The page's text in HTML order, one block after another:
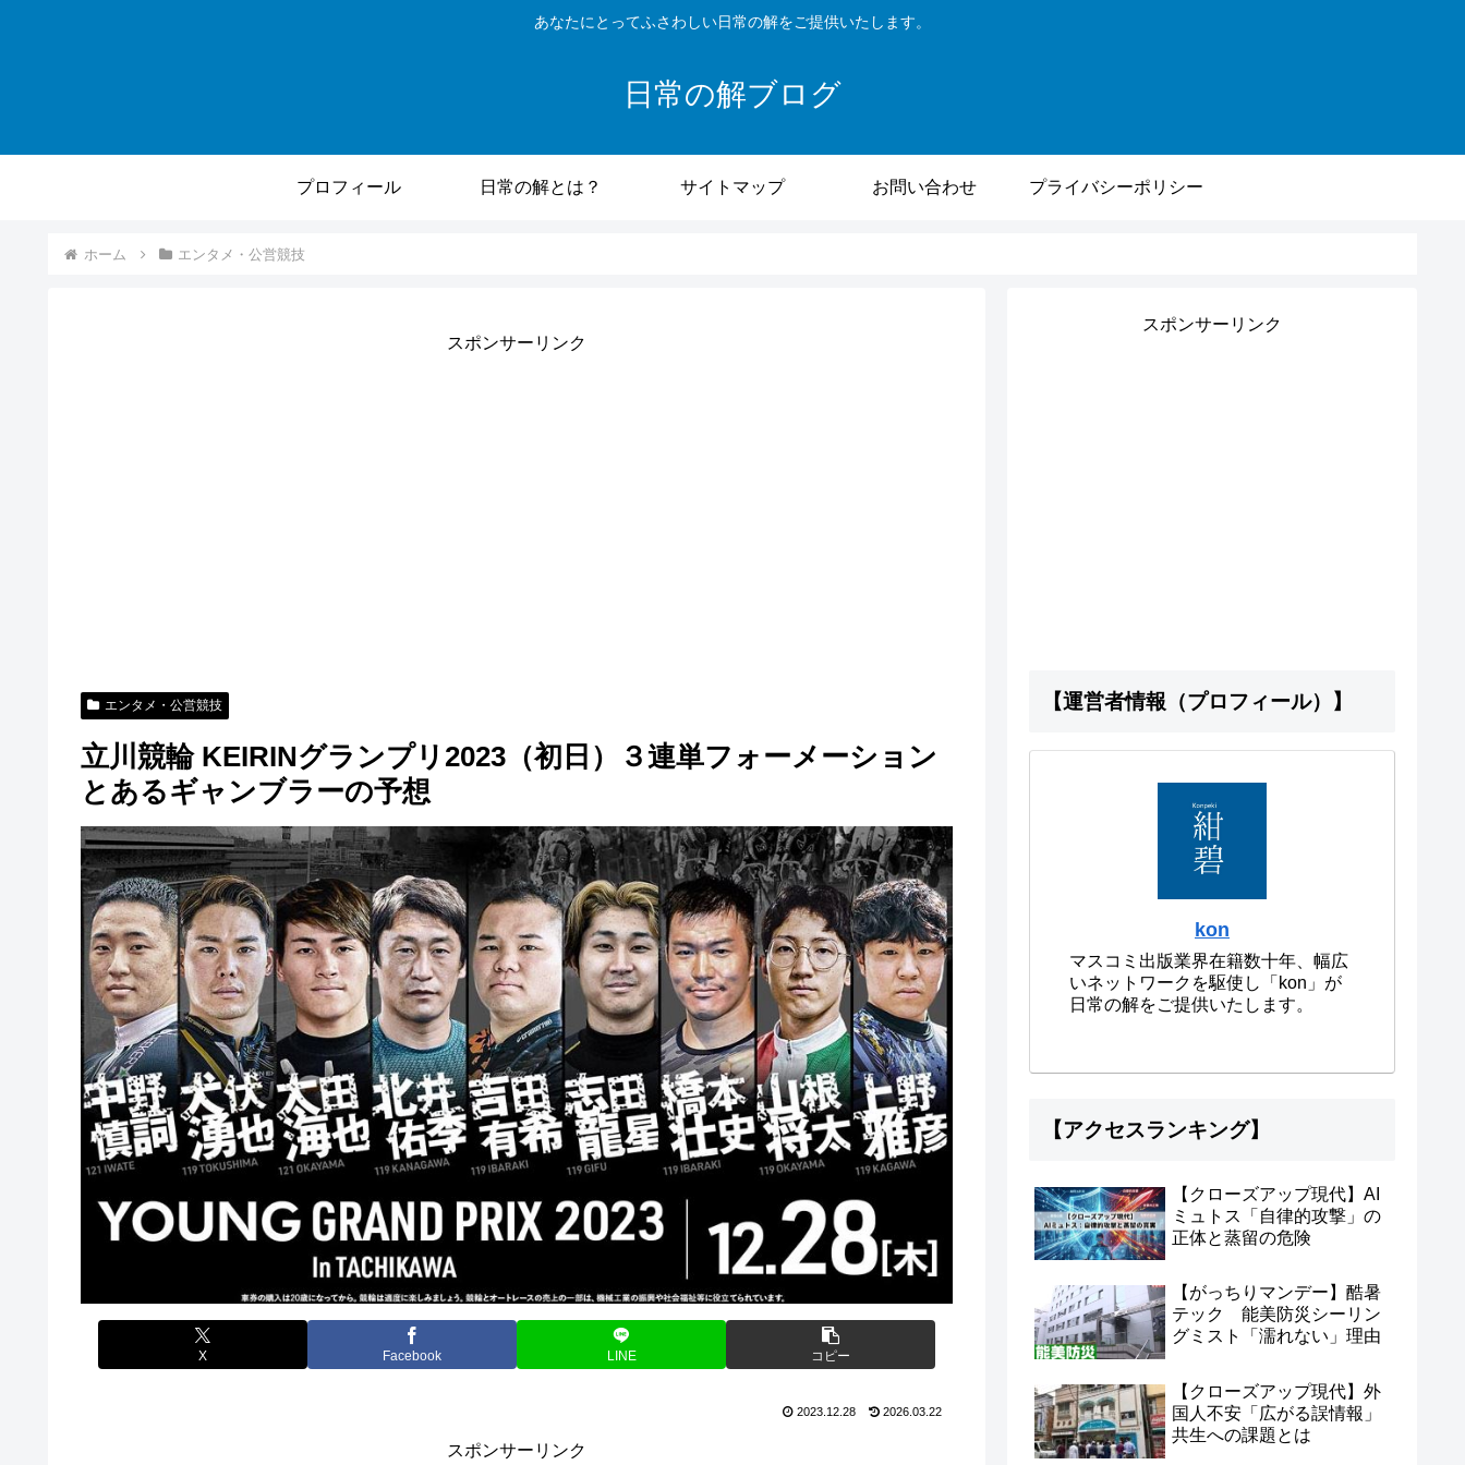
あなたにとってふさわしい日常の解をご提供いたします。
日常の解ブログ
プロフィール 日常の解とは？ サイトマップ お問い合わせ プライバシーポリシー
ホーム エンタメ・公営競技
スポンサーリンク
エンタメ・公営競技
立川競輪 KEIRINグランプリ2023（初日）３連単フォーメーション
とあるギャンブラーの予想
X Facebook LINE コピー
2023.12.28 2026.03.22
スポンサーリンク
スポンサーリンク
【運営者情報（プロフィール）】
kon
マスコミ出版業界在籍数十年、幅広
いネットワークを駆使し「kon」が
日常の解をご提供いたします。
【アクセスランキング】
【クローズアップ現代】AI
ミュトス「自律的攻撃」の
正体と蒸留の危険
【がっちりマンデー】酷暑
テック 能美防災シーリン
グミスト「濡れない」理由
【クローズアップ現代】外
国人不安「広がる誤情報」
共生への課題とは